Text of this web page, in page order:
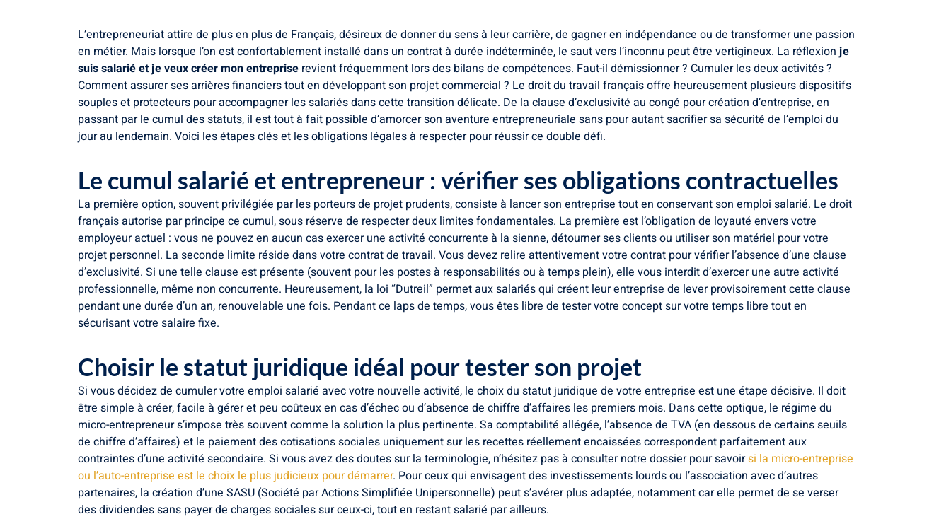
L’entrepreneuriat attire de plus en plus de Français, désireux de donner du sens à leur carrière, de gagner en indépendance ou de transformer une passion
en métier. Mais lorsque l’on est confortablement installé dans un contrat à durée indéterminée, le saut vers l’inconnu peut être vertigineux. La réflexionje
suis salarié et je veux créer mon entreprise revient fréquemment lors des bilans de compétences. Faut-il démissionner ? Cumuler les deux activités ?
Comment assurer ses arrières financiers tout en développant son projet commercial ? Le droit du travail français offre heureusement plusieurs dispositifs
souples et protecteurs pour accompagner les salariés dans cette transition délicate. De la clause d’exclusivité au congé pour création d’entreprise, en
passant par le cumul des statuts, il est tout à fait possible d’amorcer son aventure entrepreneuriale sans pour autant sacrifier sa sécurité de l’emploi du
jour au lendemain. Voici les étapes clés et les obligations légales à respecter pour réussir ce double défi.
Le cumul salarié et entrepreneur : vérifier ses obligations contractuelles
La première option, souvent privilégiée par les porteurs de projet prudents, consiste à lancer son entreprise tout en conservant son emploi salarié. Le droit
français autorise par principe ce cumul, sous réserve de respecter deux limites fondamentales. La première est l’obligation de loyauté envers votre
employeur actuel : vous ne pouvez en aucun cas exercer une activité concurrente à la sienne, détourner ses clients ou utiliser son matériel pour votre
projet personnel. La seconde limite réside dans votre contrat de travail. Vous devez relire attentivement votre contrat pour vérifier l’absence d’une clause
d’exclusivité. Si une telle clause est présente (souvent pour les postes à responsabilités ou à temps plein), elle vous interdit d’exercer une autre activité
professionnelle, même non concurrente. Heureusement, la loi “Dutreil” permet aux salariés qui créent leur entreprise de lever provisoirement cette clause
pendant une durée d’un an, renouvelable une fois. Pendant ce laps de temps, vous êtes libre de tester votre concept sur votre temps libre tout en
sécurisant votre salaire fixe.
Choisir le statut juridique idéal pour tester son projet
Si vous décidez de cumuler votre emploi salarié avec votre nouvelle activité, le choix du statut juridique de votre entreprise est une étape décisive. Il doit
être simple à créer, facile à gérer et peu coûteux en cas d’échec ou d’absence de chiffre d’affaires les premiers mois. Dans cette optique, le régime du
micro-entrepreneur s’impose très souvent comme la solution la plus pertinente. Sa comptabilité allégée, l’absence de TVA (en dessous de certains seuils
de chiffre d’affaires) et le paiement des cotisations sociales uniquement sur les recettes réellement encaissées correspondent parfaitement aux
contraintes d’une activité secondaire. Si vous avez des doutes sur la terminologie, n’hésitez pas à consulter notre dossier pour savoirsi la micro-entreprise
ou l’auto-entreprise est le choix le plus judicieux pour démarrer. Pour ceux qui envisagent des investissements lourds ou l’association avec d’autres
partenaires, la création d’une SASU (Société par Actions Simplifiée Unipersonnelle) peut s’avérer plus adaptée, notamment car elle permet de se verser
des dividendes sans payer de charges sociales sur ceux-ci, tout en restant salarié par ailleurs.